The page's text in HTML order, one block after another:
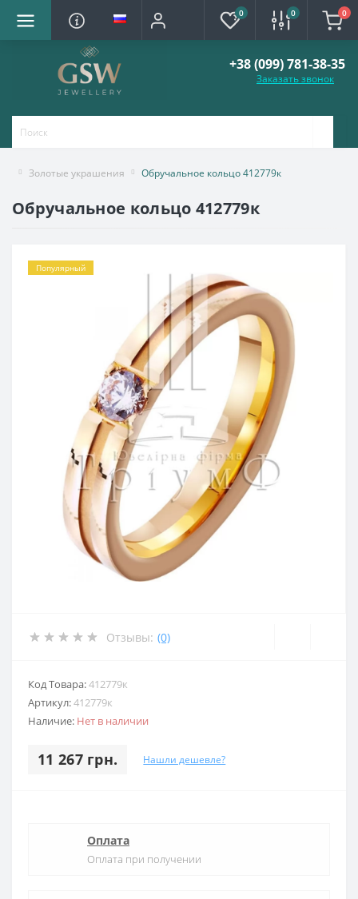
0 0 0
+38 (099) 781-38-35
Заказать звонок
Золотые украшения Обручальное кольцо 412779к
Обручальное кольцо 412779к
Популярный
Отзывы: (0)
Код Товара:412779к
Артикул:412779к
Наличие: Нет в наличии
11 267 грн. Нашли дешевле?
Оплата
Оплата при получении